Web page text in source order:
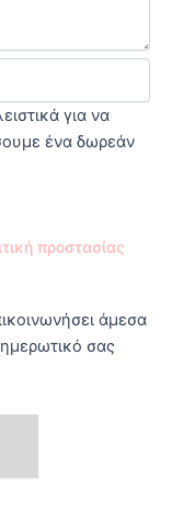
για να
ένα δωρεάν
προστασίας
άμεσα
σας